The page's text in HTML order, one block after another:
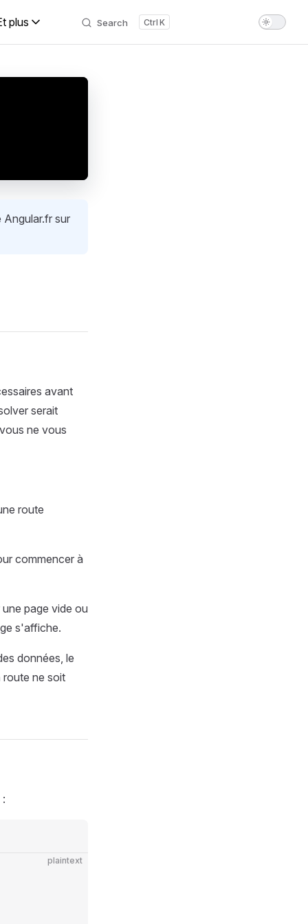
plus Search K
sur
avant
serait
ne vous
route
commencer à
page vide ou
s'affiche.
données, le
route ne soit
plaintext